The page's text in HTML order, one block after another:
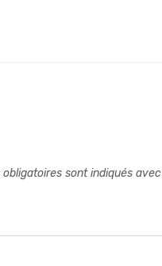
sont indiqués avec